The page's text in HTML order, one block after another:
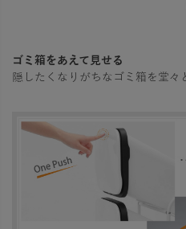
ゴミ箱をあえて見せる
隠したくなりがちなゴミ箱を堂々